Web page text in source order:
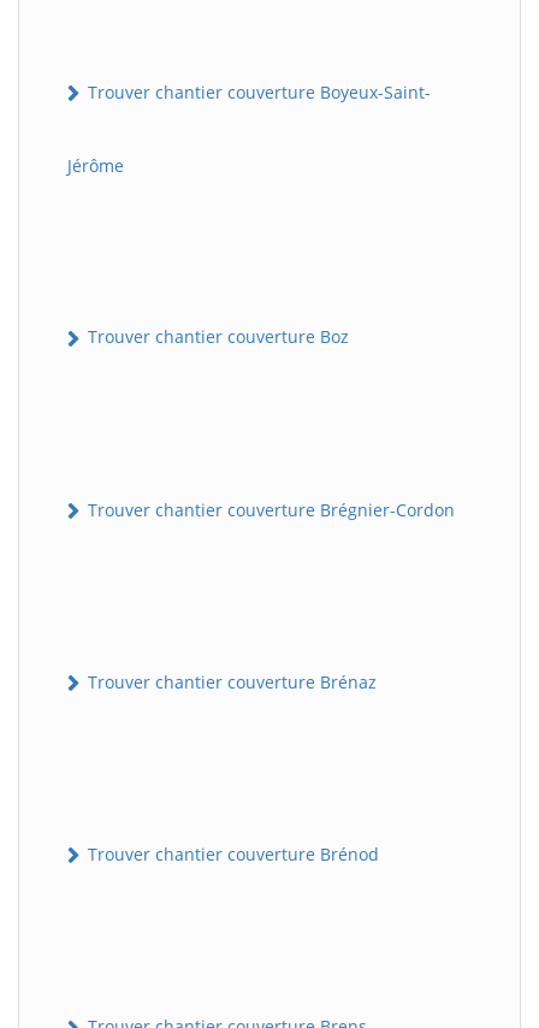
Trouver chantier couverture Boyeux-Saint-
Jérôme
Trouver chantier couverture Boz
Trouver chantier couverture Brégnier-Cordon
Trouver chantier couverture Brénaz
Trouver chantier couverture Brénod